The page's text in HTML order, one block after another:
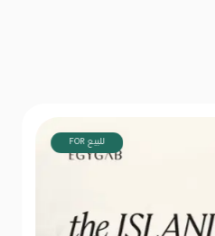
FOR للبيع